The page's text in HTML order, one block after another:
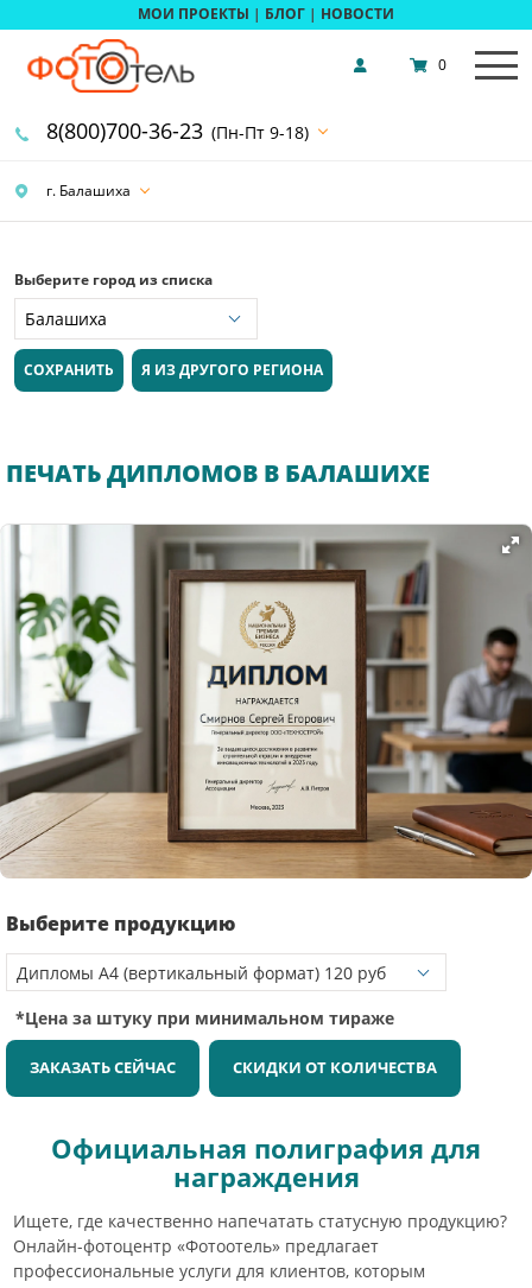
МОИ ПРОЕКТЫ | БЛОГ | НОВОСТИ
г. Балашиха
8(800)700-36-23 (Пн-Пт 9-18)
0
Выберите город из списка
СОХРАНИТЬ Я ИЗ ДРУГОГО РЕГИОНА
ПЕЧАТЬ ДИПЛОМОВ В БАЛАШИХЕ
Выберите продукцию
*Цена за штуку при минимальном тираже
ЗАКАЗАТЬ СЕЙЧАС СКИДКИ ОТ КОЛИЧЕСТВА
Официальная полиграфия для
награждения
Ищете, где качественно напечатать статусную продукцию?
Онлайн-фотоцентр «Фотоотель» предлагает
профессиональные услуги для клиентов, которым